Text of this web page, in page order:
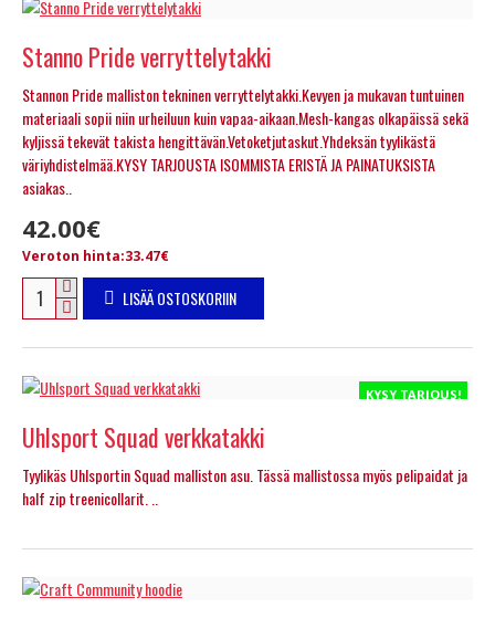
Stanno Pride verryttelytakki
Stannon Pride malliston tekninen verryttelytakki.Kevyen ja mukavan tuntuinen
materiaali sopii niin urheiluun kuin vapaa-aikaan.Mesh-kangas olkapäissä sekä
kyljissä tekevät takista hengittävän.Vetoketjutaskut.Yhdeksän tyylikästä
väriyhdistelmää.KYSY TARJOUSTA ISOMMISTA ERISTÄ JA PAINATUKSISTA
asiakas..
42.00€
Veroton hinta:33.47€
LISÄÄ OSTOSKORIIN
KYSY TARJOUS!
Uhlsport Squad verkkatakki
Tyylikäs Uhlsportin Squad malliston asu. Tässä mallistossa myös pelipaidat ja
half zip treenicollarit. ..